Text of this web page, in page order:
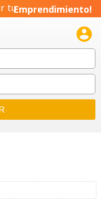
tuEmprendimiento!
